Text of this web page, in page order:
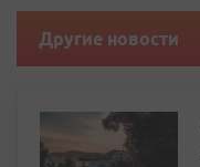
Другие новости